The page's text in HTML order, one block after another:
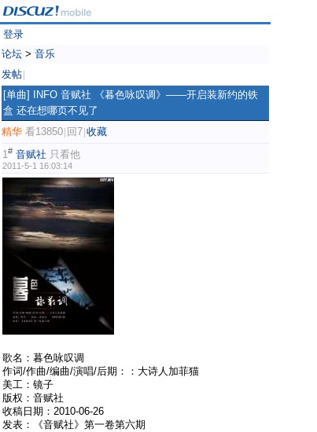
登录
论坛 > 音乐
发帖
[单曲]
INFO 音赋社 《暮色咏叹调》——开启装新约的铁
盒 还在想哪页不见了
精华 看13850 回7 收藏
1# 音赋社 只看他
2011-5-1 16:03:14
歌名：暮色咏叹调
作词/作曲/编曲/演唱/后期：：大诗人加菲猫
美工：镜子
版权：音赋社
收稿日期：2010-06-26
发表：《音赋社》第一卷第六期